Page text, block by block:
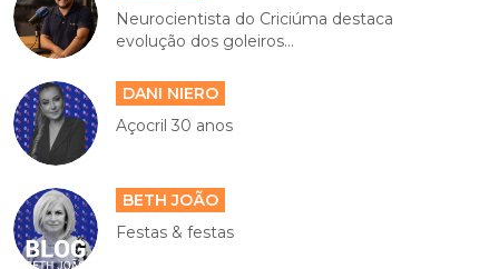
Neurocientista do Criciúma destaca
evolução dos goleiros...
DANI NIERO
Açocril 30 anos
BETH JOÃO
Festas & festas